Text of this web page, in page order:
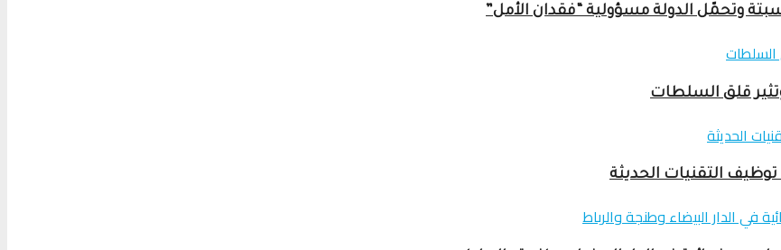
وتحمّل الدولة مسؤولية “فقدان الأمل”
التقنيات الحديثة